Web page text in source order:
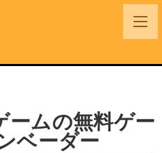
ームの無料ゲー
ベーダー